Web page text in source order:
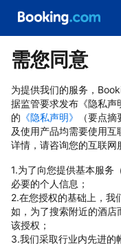
需您同意
为提供我们的服务，
据监管要求发布《隐私声
的 《隐私声明》 （要点
及使用产品均需要使用
详情，请咨询您的互联网
1.为了向您提供基本服务
必要的个人信息；
2.在您授权的基础上，我
如，为了搜索附近的酒店
该授权；
3.我们采取行业内先进的